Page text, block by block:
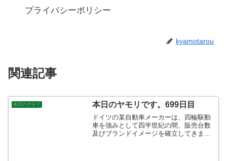
プライバシーポリシー
kyamotarou
関連記事
本日のヤモリ 本日のヤモリです。699日目
ドイツの某自動車メーカーは、四輪駆動
車を強みとして四半世紀の間、販売台数
及びブランドイメージを確立してきまし